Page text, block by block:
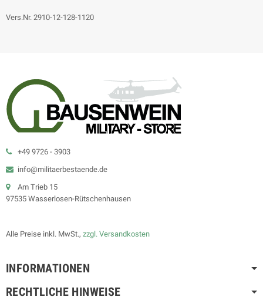
Vers.Nr. 2910-12-128-1120
+49 9726 - 3903
info@militaerbestaende.de
Am Trieb 15
97535 Wasserlosen-Rütschenhausen
Alle Preise inkl. MwSt., zzgl. Versandkosten
INFORMATIONEN
RECHTLICHE HINWEISE